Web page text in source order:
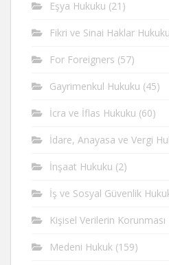
Eşya Hukuku (21)
Fikri ve Sinai Haklar Hukuku
For Foreigners (57)
Gayrimenkul Hukuku (45)
İcra ve İflas Hukuku (60)
İdare, Anayasa ve Vergi
İnşaat Hukuku (2)
İş ve Sosyal Güvenlik
Kişisel Verilerin Korunması
Medeni Hukuk (159)